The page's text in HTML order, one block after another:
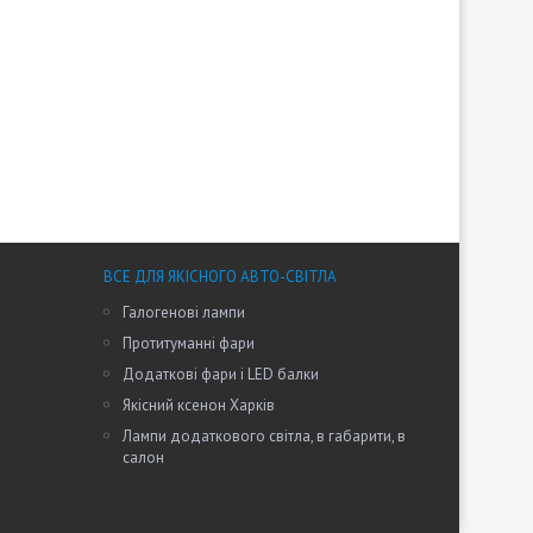
ВСЕ ДЛЯ ЯКІСНОГО АВТО-СВІТЛА
Галогенові лампи
Протитуманні фари
Додаткові фари і LED балки
Якісний ксенон Харків
Лампи додаткового світла, в габарити, в
салон